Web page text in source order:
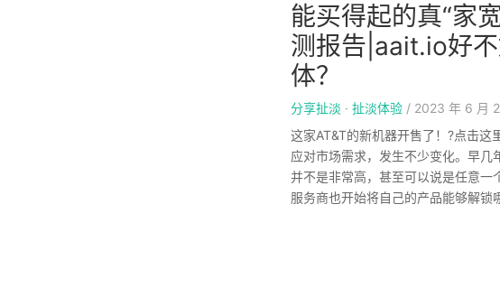
能买得起的真“家
测报告|aait.io好
体？
分享扯淡 · 扯淡体验 / 2023 年 6 月
这家AT&T的新机器开售了！?点击
应对市场需求，发生不少变化。早
并不是非常高，甚至可以说是任意一
服务商也开始将自己的产品能够解